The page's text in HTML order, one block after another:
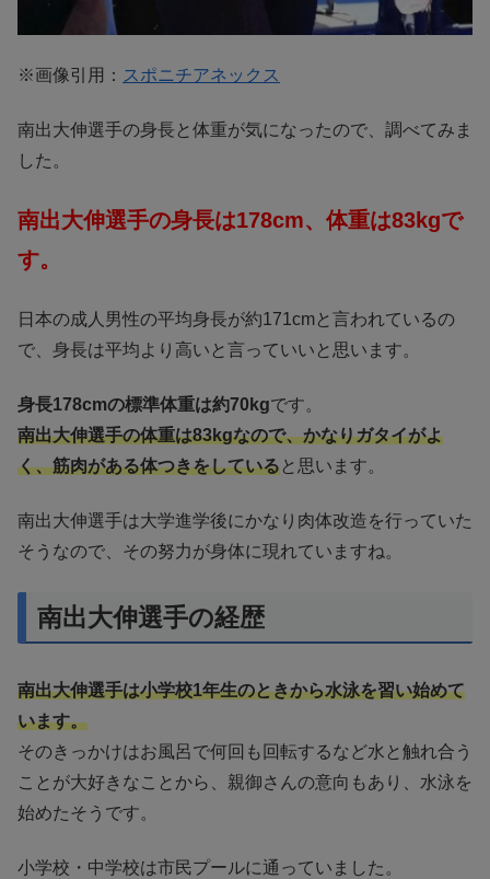
※画像引用： スポニチアネックス
南出大伸選手の身長と体重が気になったので、調べてみま
した。
南出大伸選手の身長は178cm、体重は83kgで
す。
日本の成人男性の平均身長が約171cmと言われているの
で、身長は平均より高いと言っていいと思います。
身長178cmの標準体重は約70kgです。
南出大伸選手の体重は83kgなので、かなりガタイがよ
く、筋肉がある体つきをしていると思います。
南出大伸選手は大学進学後にかなり肉体改造を行っていた
そうなので、その努力が身体に現れていますね。
南出大伸選手の経歴
南出大伸選手は小学校1年生のときから水泳を習い始めて
います。
そのきっかけはお風呂で何回も回転するなど水と触れ合う
ことが大好きなことから、親御さんの意向もあり、水泳を
始めたそうです。
小学校・中学校は市民プールに通っていました。